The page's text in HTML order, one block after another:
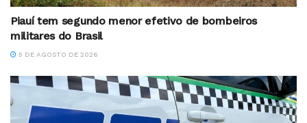
Piauí tem segundo menor efetivo de bombeiros
militares do Brasil
5 DE AGOSTO DE 2026